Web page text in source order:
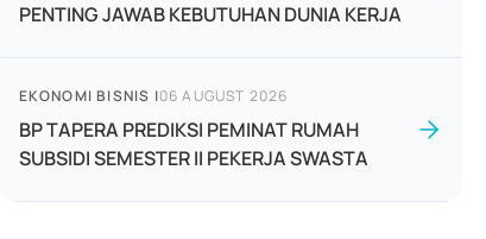
PENTING JAWAB KEBUTUHAN DUNIA KERJA
EKONOMI BISNIS |06 AUGUST 2026
BP TAPERA PREDIKSI PEMINAT RUMAH
SUBSIDI SEMESTER II PEKERJA SWASTA